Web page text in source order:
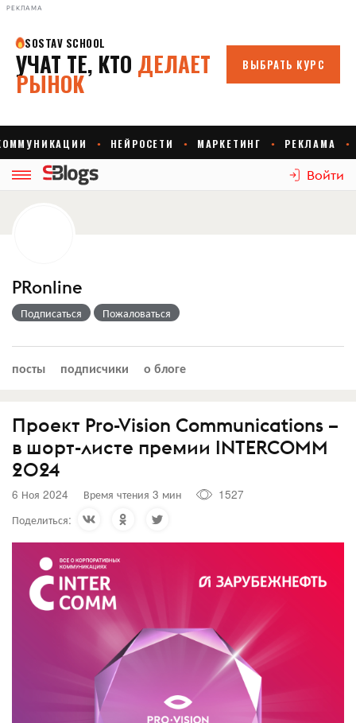
РЕКЛАМА
Войти
PRonline
Подписаться Пожаловаться
посты подписчики о блоге
Проект Pro-Vision Communications –
в шорт-листе премии INTERCOMM
2024
6 Ноя 2024 Время чтения 3 мин
1527
Поделиться: